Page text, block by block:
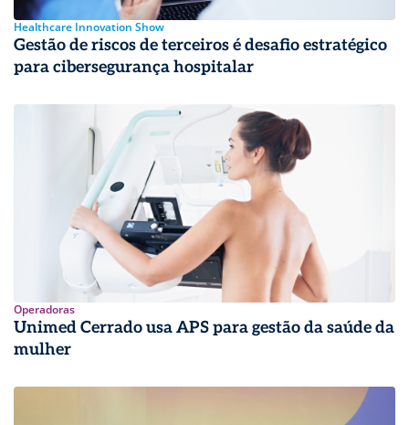
Healthcare Innovation Show
Gestão de riscos de terceiros é desafio estratégico
para cibersegurança hospitalar
Operadoras
Unimed Cerrado usa APS para gestão da saúde da
mulher